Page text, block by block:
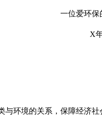
一位爱环保
X年
与环境的关系，保障经济社